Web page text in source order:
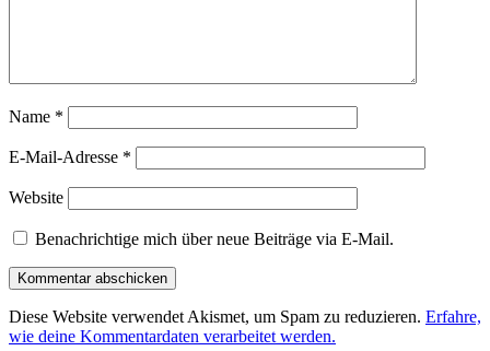
Name *
E-Mail-Adresse *
Website
Benachrichtige mich über neue Beiträge via E-Mail.
Diese Website verwendet Akismet, um Spam zu reduzieren. Erfahre,
wie deine Kommentardaten verarbeitet werden.